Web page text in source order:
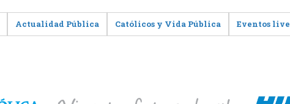
Actualidad Pública Católicos y Vida Pública Eventos live